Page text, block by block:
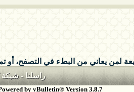
لمن يعاني من البطء في التصفح، أو
راسلنا-شبكة
by vBulletin® Version 3.8.7